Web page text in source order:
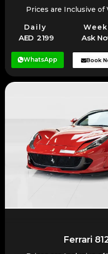
Prices are Inclusive of
Daily
AED 2199 Ask
WhatsApp Book
Ferrari